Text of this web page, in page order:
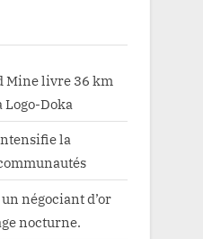
Mine livre 36 km
Logo-Doka
la
négociant d’or
nocturne.